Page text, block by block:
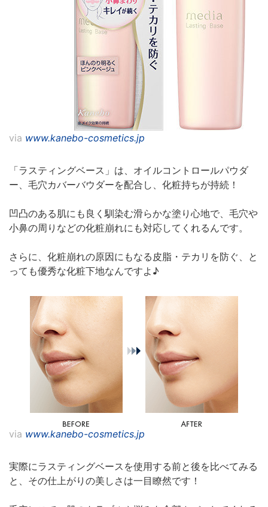
via www.kanebo-cosmetics.jp
「ラスティングベース」は、オイルコントロールパウダ
ー、毛穴カバーバウダーを配合し、化粧持ちが持続！
凹凸のある肌にも良く馴染む滑らかな塗り心地で、毛穴や
小鼻の周りなどの化粧崩れにも対応してくれるんです。
さらに、化粧崩れの原因にもなる皮脂・テカリを防ぐ、と
っても優秀な化粧下地なんですよ♪
via www.kanebo-cosmetics.jp
実際にラスティングベースを使用する前と後を比べてみる
と、その仕上がりの美しさは一目瞭然です！